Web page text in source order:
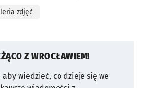
zdjęć
Z WROCŁAWIEM!
aby wiedzieć, co dzieje się we